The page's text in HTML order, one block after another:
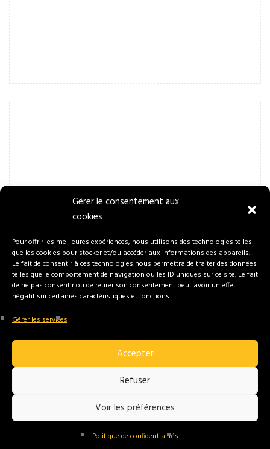
Gérer le consentement aux
cookies
Pour offrir les meilleures expériences, nous utilisons des technologies telles
que les cookies pour stocker et/ou accéder aux informations des appareils.
Le fait de consentir à ces technologies nous permettra de traiter des données
telles que le comportement de navigation ou les ID uniques sur ce site. Le fait
de ne pas consentir ou de retirer son consentement peut avoir un effet
négatif sur certaines caractéristiques et fonctions.
Gérer les services
Accepter
Refuser
Voir les préférences
Politique de confidentialités